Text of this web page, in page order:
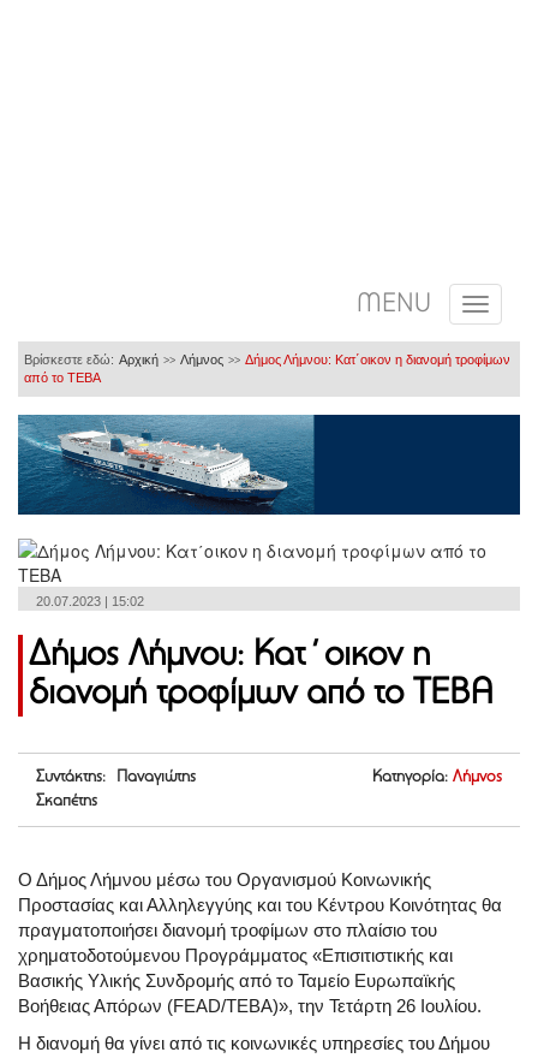
MENU
Βρίσκεστε εδώ: Αρχική >> Λήμνος >> Δήμος Λήμνου: Κατ΄οικον η διανομή τροφίμων
από το ΤΕΒΑ
20.07.2023 | 15:02
Δήμος Λήμνου: Κατ΄οικον η
διανομή τροφίμων από το ΤΕΒΑ
Συντάκτης: Παναγιώτης
Σκαπέτης
Κατηγορία: Λήμνος
Ο Δήμος Λήμνου μέσω του Οργανισμού Κοινωνικής
Προστασίας και Αλληλεγγύης και του Κέντρου Κοινότητας θα
πραγματοποιήσει διανομή τροφίμων στο πλαίσιο του
χρηματοδοτούμενου Προγράμματος «Επισιτιστικής και
Βασικής Υλικής Συνδρομής από το Ταμείο Ευρωπαϊκής
Βοήθειας Απόρων (FEAD/TEBA)», την Τετάρτη 26 Ιουλίου.
Η διανομή θα γίνει από τις κοινωνικές υπηρεσίες του Δήμου